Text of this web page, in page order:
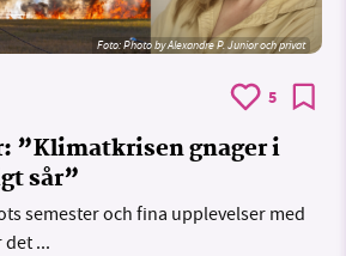
Foto:Photo by Alexandre P. Junior och privat
5
”Klimatkrisen gnager i
sår”
semester och fina upplevelser med
...